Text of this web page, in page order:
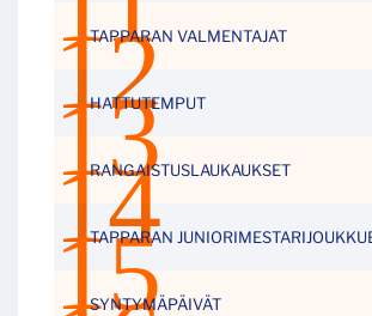
TAPPARAN VALMENTAJAT
HATTUTEMPUT
RANGAISTUSLAUKAUKSET
TAPPARAN
SYNTYMÄPÄIVÄT